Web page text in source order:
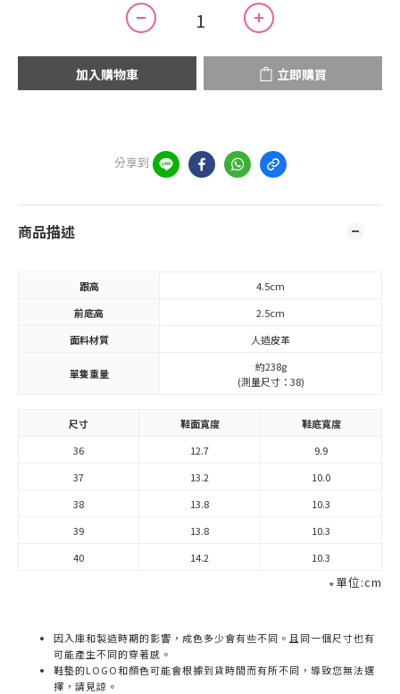
加入購物車 立即購買
分享到
商品描述
跟高
4.5cm
前底高
2.5cm
面料材質
人造皮革
單隻重量
約238g
(測量尺寸：38)
尺寸 鞋面寬度
鞋底寬度
36
12.7
9.9
37
13.2
10.0
38
13.8
10.3
39
13.8
10.3
40
14.2 10.3
∗單位:cm
因入庫和製造時期的影響，成色多少會有些不同。且同一個尺寸也有
可能產生不同的穿著感。
鞋墊的LOGO和顏色可能會根據到貨時間而有所不同，導致您無法選
擇，請見諒。